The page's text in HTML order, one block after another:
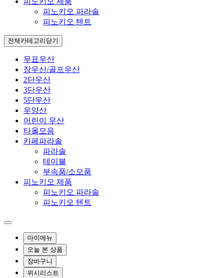
피노키오 파라솔
피노키오 텐트
전체카테고리 닫기
무표우산
장우산/골프우산
2단우산
3단우산
5단우산
우양산
어린이 우산
타올모음
카페파라솔
파라솔
테이블
부속품/소모품
피노키오 제품
피노키오 파라솔
피노키오 텐트
마이메뉴
오늘 본 상품
장바구니
위시리스트